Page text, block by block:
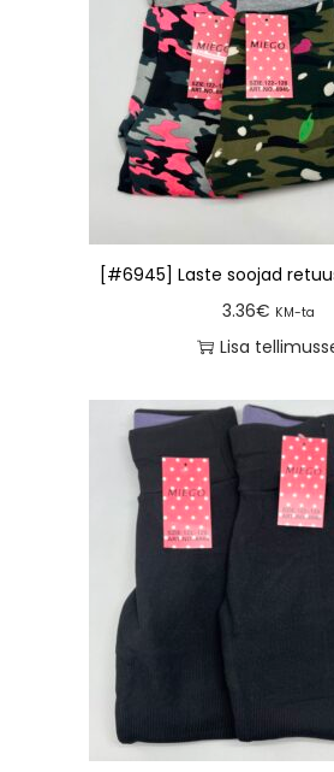
[#6945] Laste soojad
3.36€ KM-ta
Lisa